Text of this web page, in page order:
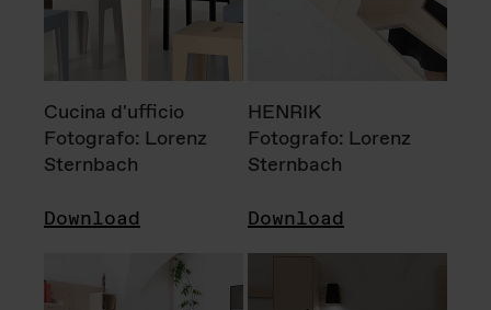
Cucina d'ufficio
Fotografo: Lorenz
Sternbach
Download
HENRIK
Fotografo: Lorenz
Sternbach
Download